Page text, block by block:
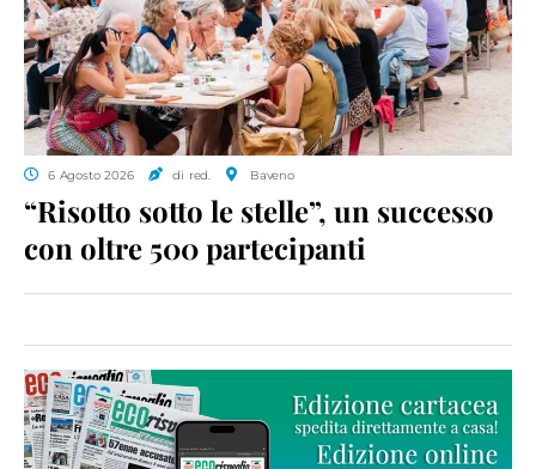
6 Agosto 2026 di red. Baveno
“Risotto sotto le stelle”, un successo
con oltre 500 partecipanti